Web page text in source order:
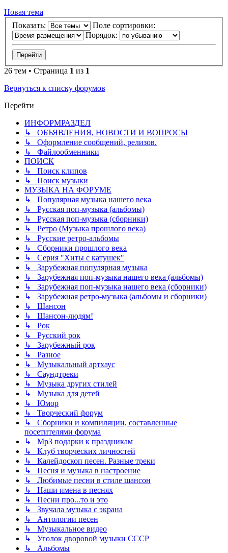
Новая тема
Показать:
Поле сортировки:
Порядок:
26 тем • Страница 1 из 1
Вернуться к списку форумов
Перейти
ИНФОРМРАЗДЕЛ
↳ ОБЪЯВЛЕНИЯ, НОВОСТИ И ВОПРОСЫ
↳ Оформление сообщений, релизов.
↳ Файлообменники
ПОИСК
↳ Поиск клипов
↳ Поиск музыки
МУЗЫКА НА ФОРУМЕ
↳ Популярная музыка нашего века
↳ Русская поп-музыка (альбомы)
↳ Русская поп-музыка (сборники)
↳ Ретро (Музыка прошлого века)
↳ Русские ретро-альбомы
↳ Сборники прошлого века
↳ Серия "Хиты с катушек"
↳ Зарубежная популярная музыка
↳ Зарубежная поп-музыка нашего века (альбомы)
↳ Зарубежная поп-музыка нашего века (сборники)
↳ Зарубежная ретро-музыка (альбомы и сборники)
↳ Шансон
↳ Шансон-людям!
↳ Рок
↳ Русский рок
↳ Зарубежный рок
↳ Разное
↳ Музыкальный артхаус
↳ Саундтреки
↳ Музыка других стилей
↳ Музыка для детей
↳ Юмор
↳ Творческий форум
↳ Сборники и компиляции, составленные
посетителями форума
↳ Mp3 подарки к праздникам
↳ Клуб творческих личностей
↳ Калейдоскоп песен. Разные треки
↳ Песня и музыка в настроение
↳ Любимые песни в стиле шансон
↳ Наши имена в песнях
↳ Песни про...то и это
↳ Звучала музыка с экрана
↳ Антологии песен
↳ Музыкальное видео
↳ Уголок дворовой музыки СССР
↳ Альбомы